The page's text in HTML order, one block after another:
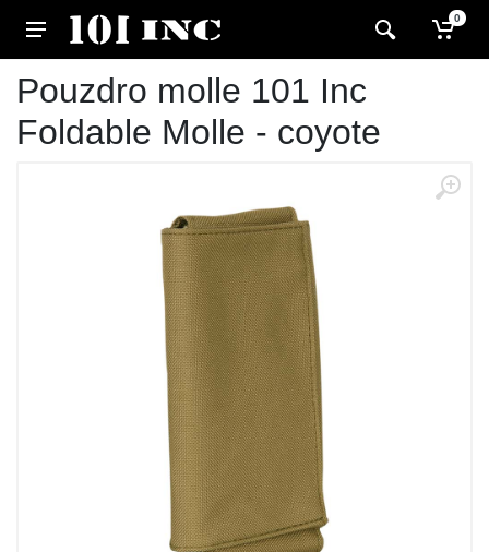
0
Pouzdro molle 101 Inc
Foldable Molle - coyote